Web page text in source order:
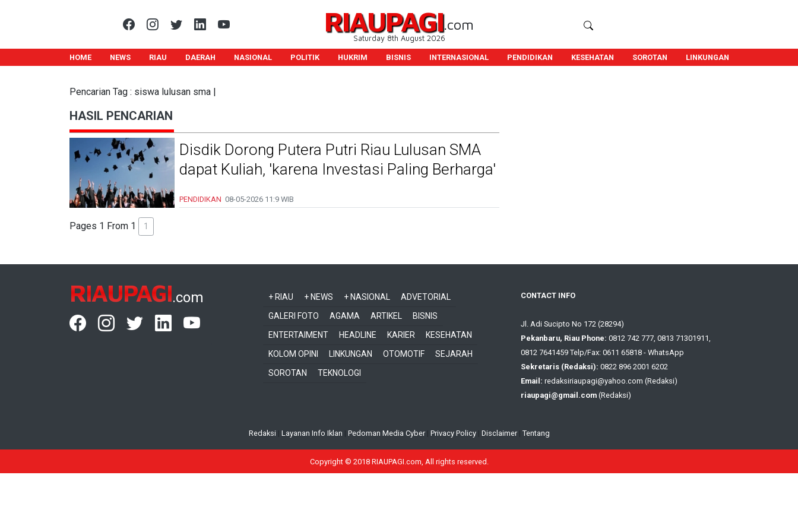
RIAUPAGI.com
Saturday 8th August 2026
HOME NEWS RIAU DAERAH NASIONAL POLITIK HUKRIM BISNIS INTERNASIONAL PENDIDIKAN KESEHATAN SOROTAN LINKUNGAN
Pencarian Tag : siswa lulusan sma |
HASIL PENCARIAN
Disdik Dorong Putera Putri Riau Lulusan SMA
dapat Kuliah, 'karena Investasi Paling Berharga'
PENDIDIKAN 08-05-2026 11:9 WIB
Pages 1 From 1 1
RIAUPAGI.com + RIAU + NEWS + NASIONAL
ADVETORIAL
GALERI FOTO
AGAMA ARTIKEL
BISNIS
ENTERTAIMENT
HEADLINE KARIER
KESEHATAN
KOLOM OPINI
LINKUNGAN OTOMOTIF
SEJARAH
SOROTAN
TEKNOLOGI
CONTACT INFO
Jl. Adi Sucipto No 172 (28294)
Pekanbaru, Riau Phone: 0812 742 777, 0813 71301911,
0812 7641459 Telp/Fax: 0611 65818 - WhatsApp
Sekretaris (Redaksi): 0822 896 2001 6202
Email: redaksiriaupagi@yahoo.com (Redaksi)
riaupagi@gmail.com (Redaksi)
Redaksi Layanan Info Iklan Pedoman Media Cyber| Privacy Policy| Disclaimer| Tentang
Copyright © 2018 RIAUPAGI.com, All rights reserved.